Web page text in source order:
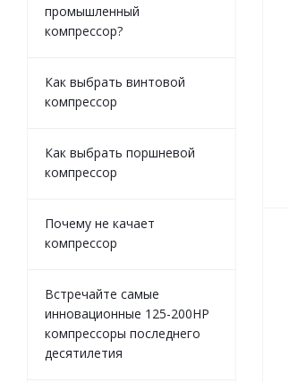
промышленный
компрессор?
Как выбрать винтовой
компрессор
Как выбрать поршневой
компрессор
Почему не качает
компрессор
Встречайте самые
инновационные 125-200HP
компрессоры последнего
десятилетия